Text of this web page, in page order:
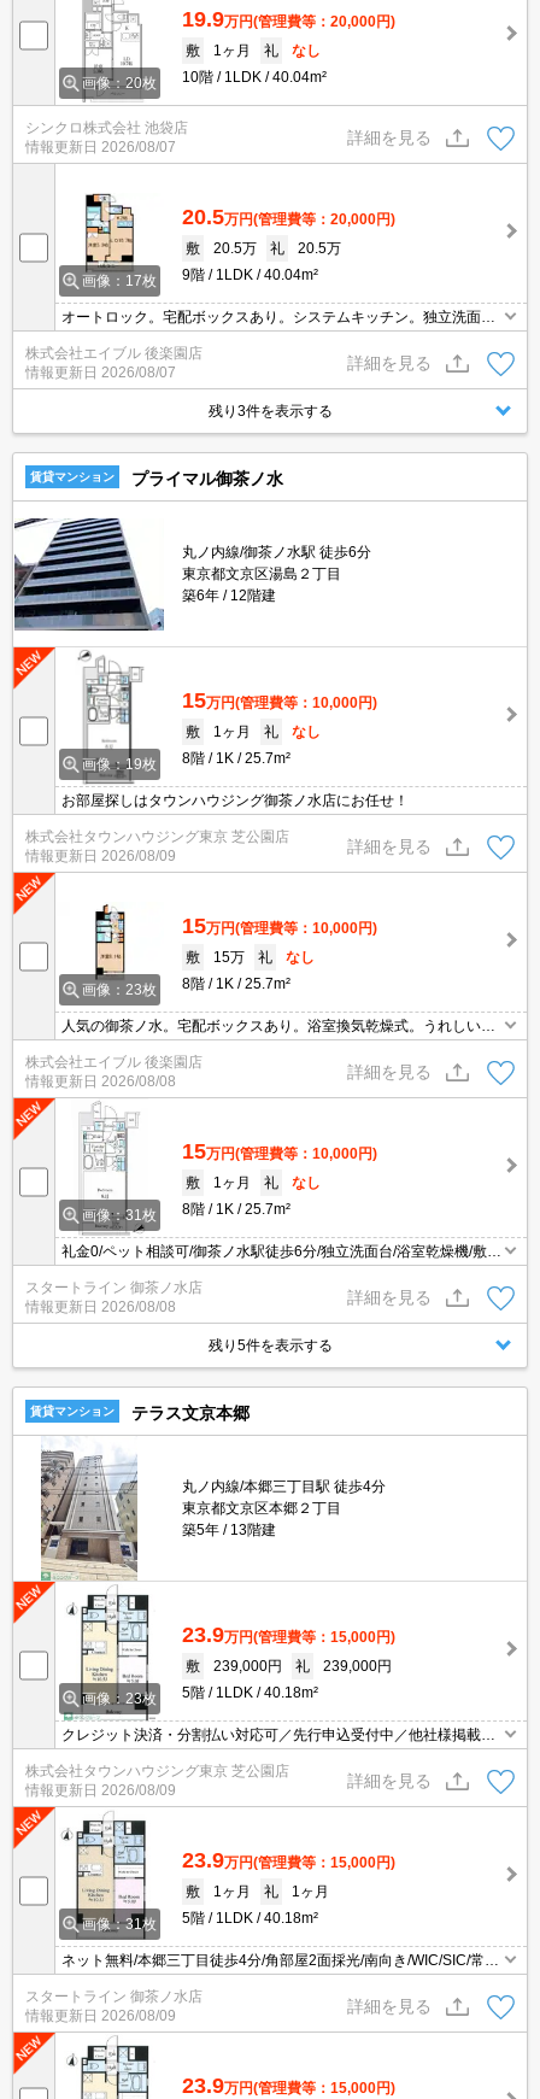
画像：20枚
19.9万円(管理費等：20,000円)
敷
1ヶ月 礼
なし
10階
1LDK 40.04m²
シンクロ株式会社 池袋店
情報更新日 2026/08/07
詳細を見る
画像：17枚
20.5万円(管理費等：20,000円)
敷
20.5万 礼
20.5万
9階
1LDK 40.04m²
オートロック。宅配ボックスあり。システムキッチン。独立洗面
台。スーパーへ240m。バス・トイレ別。TVモニター付インターホ
ン。温水洗浄便座付き。敷地内防犯カメラ設置。南向きで日当り良
好。
株式会社エイブル 後楽園店
情報更新日 2026/08/07
詳細を見る
残り3件を表示する
賃貸マンション プライマル御茶ノ水
丸ノ内線/御茶ノ水駅 徒歩6分
東京都文京区湯島２丁目
築6年
12階建
画像：19枚
15万円(管理費等：10,000円)
敷
1ヶ月 礼
なし
8階
1K 25.7m²
お部屋探しはタウンハウジング御茶ノ水店にお任せ！
株式会社タウンハウジング東京 芝公園店
情報更新日 2026/08/09
詳細を見る
画像：23枚
15万円(管理費等：10,000円)
敷
15万 礼
なし
8階
1K 25.7m²
人気の御茶ノ水。宅配ボックスあり。浴室換気乾燥式。うれしい礼
金0!。TVモニター付インターホン。独立洗面台。「エイブル学割」
で仲介手数料家賃の0.55ヶ月分より10％ＯＦＦ。敷地内防犯カメラ
設置。
株式会社エイブル 後楽園店
情報更新日 2026/08/08
詳細を見る
画像：31枚
15万円(管理費等：10,000円)
敷
1ヶ月 礼
なし
8階
1K 25.7m²
礼金0/ペット相談可/御茶ノ水駅徒歩6分/独立洗面台/浴室乾燥機/敷地
内ゴミ置き場/宅配BOX/AL
スタートライン 御茶ノ水店
情報更新日 2026/08/08
詳細を見る
残り5件を表示する
賃貸マンション テラス文京本郷
丸ノ内線/本郷三丁目駅 徒歩4分
東京都文京区本郷２丁目
築5年
13階建
画像：23枚
23.9万円(管理費等：15,000円)
敷
239,000円 礼
239,000円
5階
1LDK 40.18m²
クレジット決済・分割払い対応可／先行申込受付中／他社様掲載物
件もまとめてご案内可能／専任物件多数あり
株式会社タウンハウジング東京 芝公園店
情報更新日 2026/08/09
詳細を見る
画像：31枚
23.9万円(管理費等：15,000円)
敷
1ヶ月 礼
1ヶ月
5階
1LDK 40.18m²
ネット無料/本郷三丁目徒歩4分/角部屋2面採光/南向き/WIC/SIC/常時
ゴミ出し可/宅配BOX
スタートライン 御茶ノ水店
情報更新日 2026/08/09
詳細を見る
23.9万円(管理費等：15,000円)